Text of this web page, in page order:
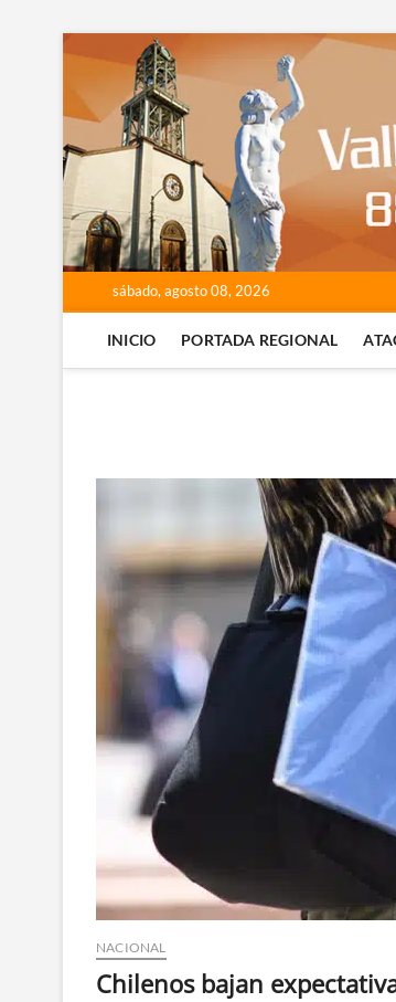
contenido
sábado, agosto 08, 2026
INICIO PORTADA REGIONAL
NACIONAL
Chilenos bajan